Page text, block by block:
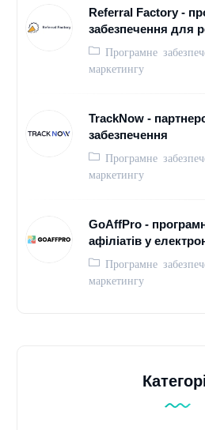
Referral Factory -
забезпечення для
Програмне
маркетингу
TrackNow -
забезпечення
Програмне
маркетингу
GoAffPro -
афіліатів у
Програмне
маркетингу